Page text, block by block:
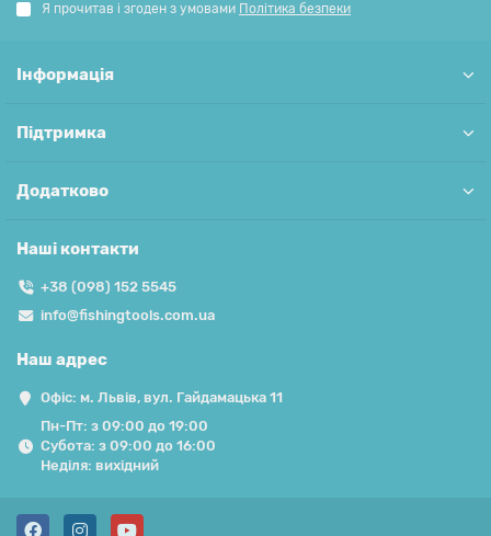
Я прочитав і згоден з умовами Політика безпеки
Інформація
Підтримка
Додатково
Наші контакти
+38 (098) 152 5545
info@fishingtools.com.ua
Наш адрес
Офіс: м. Львів, вул. Гайдамацька 11
Пн-Пт: з 09:00 до 19:00
Субота: з 09:00 до 16:00
Неділя: вихідний